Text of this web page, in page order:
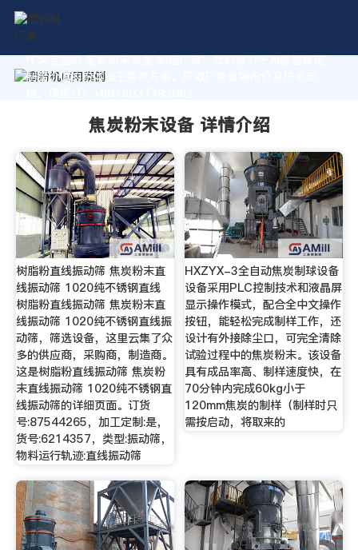
作为专业的 焦炭粉末设备 制造厂家，我们致力于为您量身定
制高价值的粉体加工系统方案。获取厂家直销报价及技术支
焦炭粉末设备 详情介绍
树脂粉直线振动筛 焦炭粉末直
线振动筛 1020纯不锈钢直线
树脂粉直线振动筛 焦炭粉末直
线振动筛 1020纯不锈钢直线振
动筛，筛选设备，这里云集了众
多的供应商，采购商，制造商。
这是树脂粉直线振动筛 焦炭粉
末直线振动筛 1020纯不锈钢直
线振动筛的详细页面。订货
号:87544265，加工定制:是，
货号:6214357，类型:振动筛，
物料运行轨迹:直线振动筛
HXZYX-3全自动焦炭制球设备
设备采用PLC控制技术和液晶屏
显示操作模式，配合全中文操作
按钮，能轻松完成制样工作，还
设计有外接除尘口，可完全清除
试验过程中的焦炭粉末。该设备
具有成品率高、制样速度快，在
70分钟内完成60kg小于
120mm焦炭的制样（制样时只
需按启动，将取来的